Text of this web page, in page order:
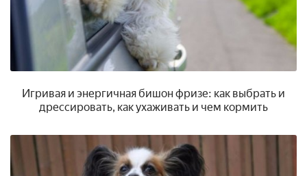
Игривая и энергичная бишон фризе: как выбрать и
дрессировать, как ухаживать и чем кормить